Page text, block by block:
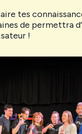
tes
de permettra
!